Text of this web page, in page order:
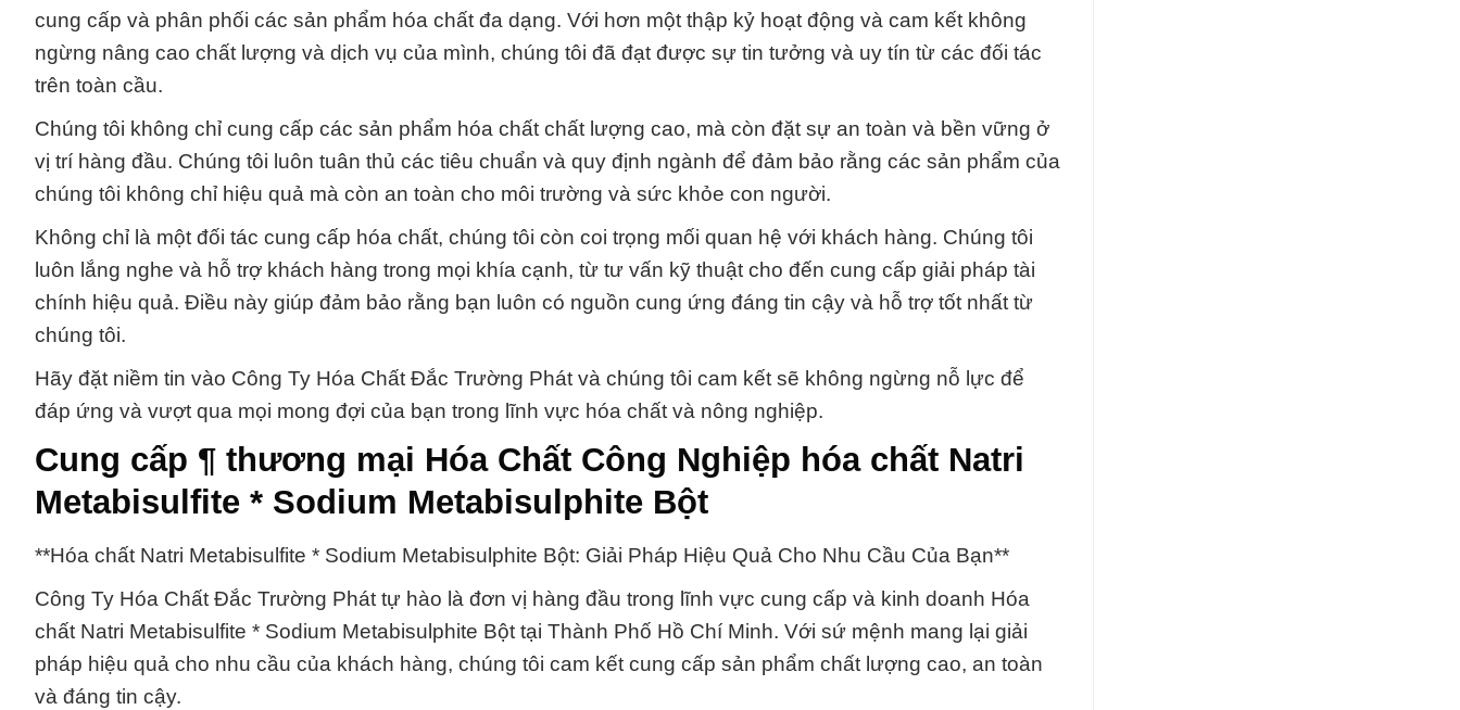
cung cấp và phân phối các sản phẩm hóa chất đa dạng. Với hơn một thập kỷ hoạt động và cam kết không
ngừng nâng cao chất lượng và dịch vụ của mình, chúng tôi đã đạt được sự tin tưởng và uy tín từ các đối tác
trên toàn cầu.
Chúng tôi không chỉ cung cấp các sản phẩm hóa chất chất lượng cao, mà còn đặt sự an toàn và bền vững ở
vị trí hàng đầu. Chúng tôi luôn tuân thủ các tiêu chuẩn và quy định ngành để đảm bảo rằng các sản phẩm của
chúng tôi không chỉ hiệu quả mà còn an toàn cho môi trường và sức khỏe con người.
Không chỉ là một đối tác cung cấp hóa chất, chúng tôi còn coi trọng mối quan hệ với khách hàng. Chúng tôi
luôn lắng nghe và hỗ trợ khách hàng trong mọi khía cạnh, từ tư vấn kỹ thuật cho đến cung cấp giải pháp tài
chính hiệu quả. Điều này giúp đảm bảo rằng bạn luôn có nguồn cung ứng đáng tin cậy và hỗ trợ tốt nhất từ
chúng tôi.
Hãy đặt niềm tin vào Công Ty Hóa Chất Đắc Trường Phát và chúng tôi cam kết sẽ không ngừng nỗ lực để
đáp ứng và vượt qua mọi mong đợi của bạn trong lĩnh vực hóa chất và nông nghiệp.
Cung cấp ¶ thương mại Hóa Chất Công Nghiệp hóa chất Natri
Metabisulfite * Sodium Metabisulphite Bột
**Hóa chất Natri Metabisulfite * Sodium Metabisulphite Bột: Giải Pháp Hiệu Quả Cho Nhu Cầu Của Bạn**
Công Ty Hóa Chất Đắc Trường Phát tự hào là đơn vị hàng đầu trong lĩnh vực cung cấp và kinh doanh Hóa
chất Natri Metabisulfite * Sodium Metabisulphite Bột tại Thành Phố Hồ Chí Minh. Với sứ mệnh mang lại giải
pháp hiệu quả cho nhu cầu của khách hàng, chúng tôi cam kết cung cấp sản phẩm chất lượng cao, an toàn
và đáng tin cậy.